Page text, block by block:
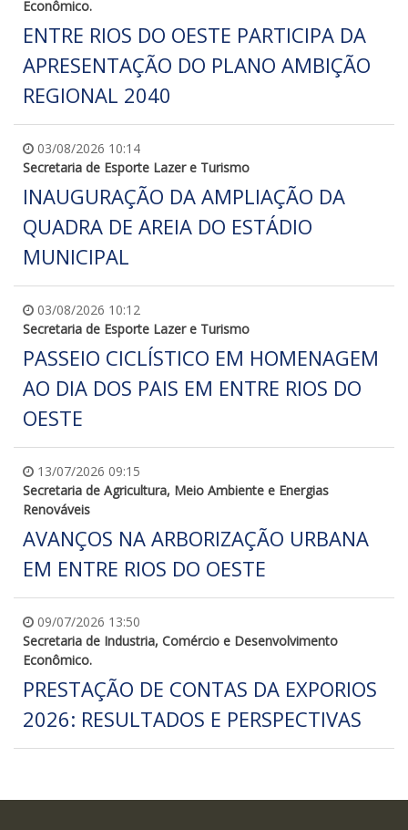
Econômico.
ENTRE RIOS DO OESTE PARTICIPA DA
APRESENTAÇÃO DO PLANO AMBIÇÃO
REGIONAL 2040
03/08/2026 10:14
Secretaria de Esporte Lazer e Turismo
INAUGURAÇÃO DA AMPLIAÇÃO DA
QUADRA DE AREIA DO ESTÁDIO
MUNICIPAL
03/08/2026 10:12
Secretaria de Esporte Lazer e Turismo
PASSEIO CICLÍSTICO EM HOMENAGEM
AO DIA DOS PAIS EM ENTRE RIOS DO
OESTE
13/07/2026 09:15
Secretaria de Agricultura, Meio Ambiente e Energias
Renováveis
AVANÇOS NA ARBORIZAÇÃO URBANA
EM ENTRE RIOS DO OESTE
09/07/2026 13:50
Secretaria de Industria, Comércio e Desenvolvimento
Econômico.
PRESTAÇÃO DE CONTAS DA EXPORIOS
2026: RESULTADOS E PERSPECTIVAS